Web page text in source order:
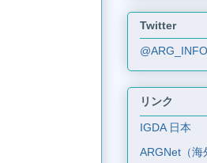
Twitter
リンク
IGDA 日本
ARGNet（海